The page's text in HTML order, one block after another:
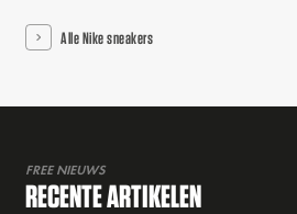
Alle Nike sneakers
FREE NIEUWS
RECENTE ARTIKELEN